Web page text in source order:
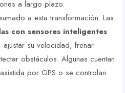
a largo plazo.
a esta transformación. Las
con sensores inteligentes
su velocidad, frenar
obstáculos. Algunas cuentan
por GPS o se controlan